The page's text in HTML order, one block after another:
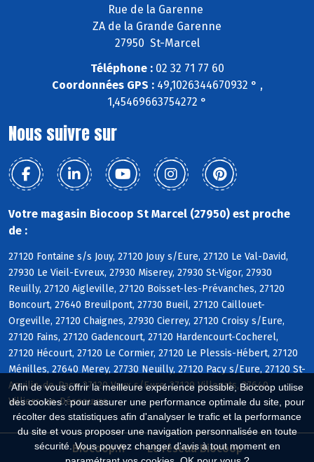
Afin de vous offrir la meilleure expérience possible, Biocoop utilise
des cookies : pour assurer une performance optimale du site, pour
récolter des statistiques afin d'analyser le trafic et la performance
du site et vous proposer une navigation personnalisée en toute
sécurité. Vous pouvez changer d'avis à tout moment en
Rue de la Garenne
ZA de la Grande Garenne
27950 St-Marcel
Téléphone :02 32 71 77 60
Coordonnées GPS :49,1026344670932 ° ,
1,45469663754272 °
Nous suivre sur
Votre magasin Biocoop St Marcel (27950) est proche
de :
27120 Fontaine s/s Jouy, 27120 Jouy s/Eure, 27120 Le Val-David,
27930 Le Vieil-Evreux, 27930 Miserey, 27930 St-Vigor, 27930
Reuilly, 27120 Aigleville, 27120 Boisset-les-Prévanches, 27120
Boncourt, 27640 Breuilpont, 27730 Bueil, 27120 Caillouet-
Orgeville, 27120 Chaignes, 27930 Cierrey, 27120 Croisy s/Eure,
27120 Fains, 27120 Gadencourt, 27120 Hardencourt-Cocherel,
27120 Hécourt, 27120 Le Cormier, 27120 Le Plessis-Hébert, 27120
Ménilles, 27640 Merey, 27730 Neuilly, 27120 Pacy s/Eure, 27120 St-
Aquilin-de-Pacy, 27120 Vaux s/Eure, 27120 Villegats, 27640
Villiers-en-Désoeuvre
Biocoop.fr
Le réseau Biocoop